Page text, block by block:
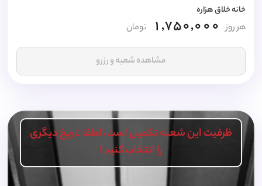
خانه خلاق هزاره
هر روز 1,750,000 تومان
مشاهده شعبه و رزرو
ظرفیت این شعبه تکمیل است، لطفا تاریخ دیگری
را انتخاب کنید !